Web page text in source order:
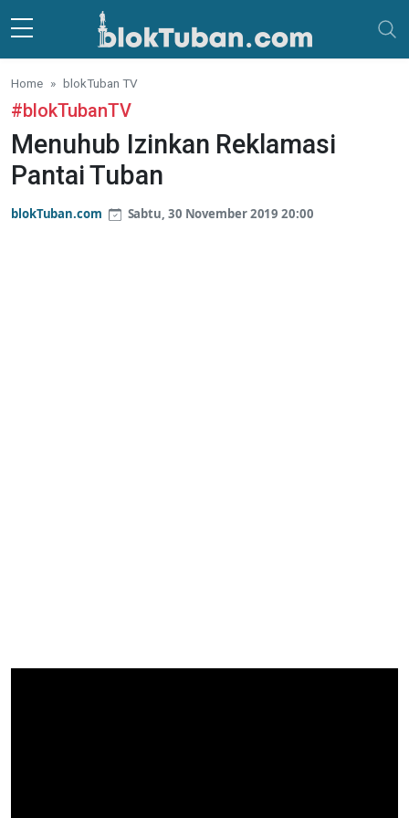
Skip to main content
Home blokTuban TV
#blokTubanTV
Menuhub Izinkan Reklamasi
Pantai Tuban
blokTuban.com Sabtu, 30 November 2019 20:00